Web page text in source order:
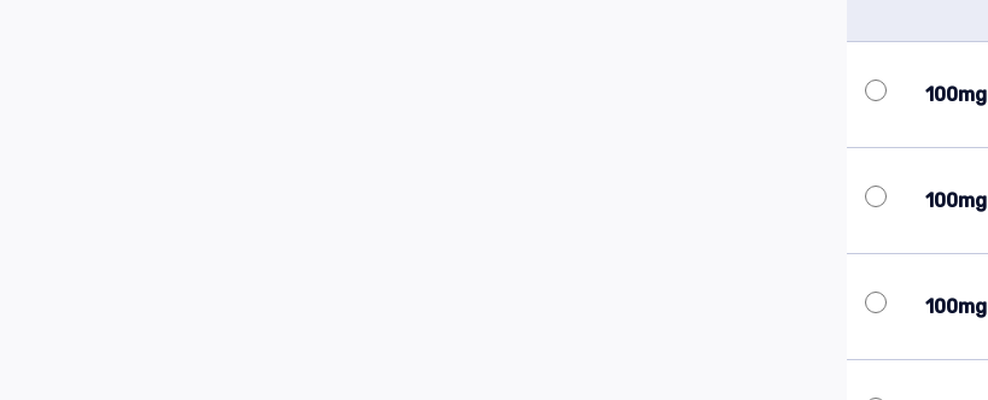
100mg
100mg
100mg